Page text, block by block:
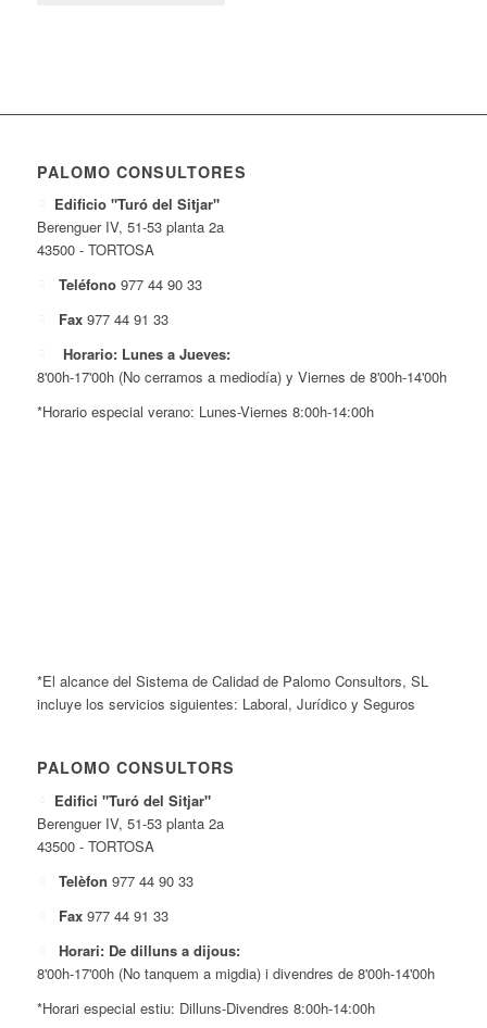
PALOMO CONSULTORES
Edificio "Turó del Sitjar"
Berenguer IV, 51-53 planta 2a
43500 - TORTOSA
Teléfono 977 44 90 33
Fax 977 44 91 33
Horario: Lunes a Jueves:
8'00h-17'00h (No cerramos a mediodía) y Viernes de 8'00h-14'00h
*Horario especial verano: Lunes-Viernes 8:00h-14:00h
*El alcance del Sistema de Calidad de Palomo Consultors, SL
incluye los servicios siguientes: Laboral, Jurídico y Seguros
PALOMO CONSULTORS
Edifici "Turó del Sitjar"
Berenguer IV, 51-53 planta 2a
43500 - TORTOSA
Telèfon 977 44 90 33
Fax 977 44 91 33
Horari: De dilluns a dijous:
8'00h-17'00h (No tanquem a migdia) i divendres de 8'00h-14'00h
*Horari especial estiu: Dilluns-Divendres 8:00h-14:00h